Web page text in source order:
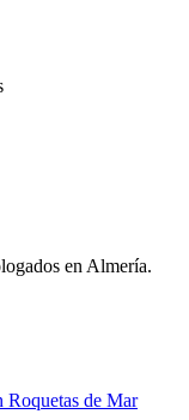
en Almería.
Roquetas de Mar